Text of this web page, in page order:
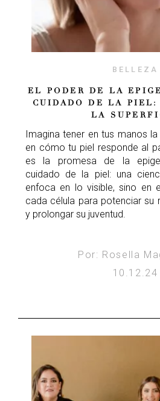
BELLEZA
EL PODER DE LA
CUIDADO DE LA PIEL:
LA
Imagina tener en tus manos
en cómo tu piel responde al
es la promesa de la
cuidado de la piel: una
enfoca en lo visible, sino en
cada célula para potenciar su
y prolongar su juventud.
Por: Rosella
10.12.24